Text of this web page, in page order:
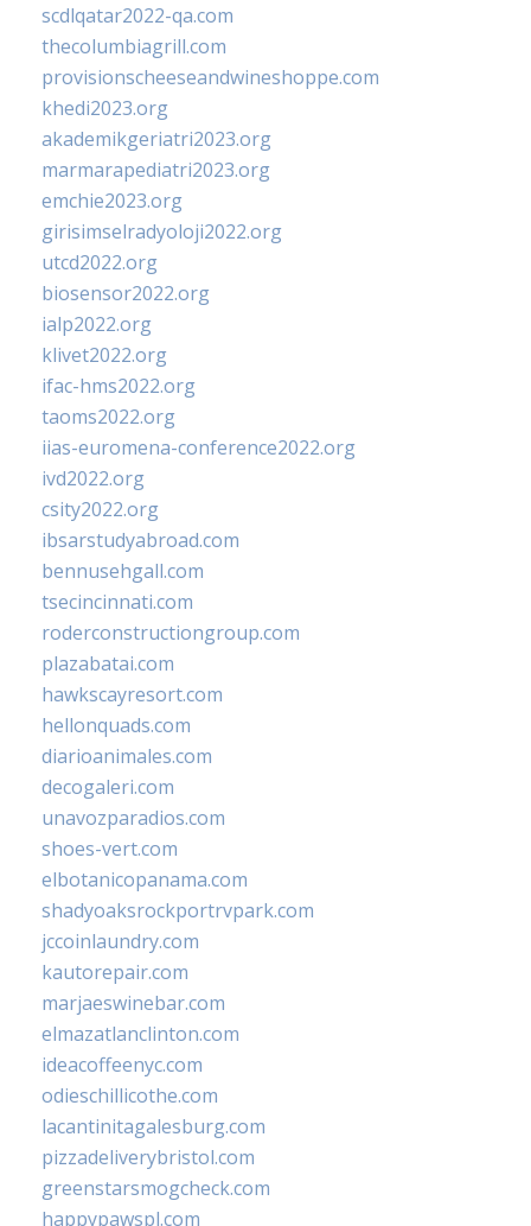
scdlqatar2022-qa.com
thecolumbiagrill.com
provisionscheeseandwineshoppe.com
khedi2023.org
akademikgeriatri2023.org
marmarapediatri2023.org
emchie2023.org
girisimselradyoloji2022.org
utcd2022.org
biosensor2022.org
ialp2022.org
klivet2022.org
ifac-hms2022.org
taoms2022.org
iias-euromena-conference2022.org
ivd2022.org
csity2022.org
ibsarstudyabroad.com
bennusehgall.com
tsecincinnati.com
roderconstructiongroup.com
plazabatai.com
hawkscayresort.com
hellonquads.com
diarioanimales.com
decogaleri.com
unavozparadios.com
shoes-vert.com
elbotanicopanama.com
shadyoaksrockportrvpark.com
jccoinlaundry.com
kautorepair.com
marjaeswinebar.com
elmazatlanclinton.com
ideacoffeenyc.com
odieschillicothe.com
lacantinitagalesburg.com
pizzadeliverybristol.com
greenstarsmogcheck.com
happypawspl.com